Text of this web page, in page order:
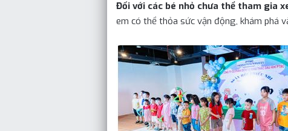
Đối với các bé nhỏ chưa thể tham gia
em có thể thỏa sức vận động, khám phá